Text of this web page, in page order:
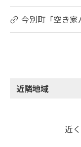
今別町「空き
近隣地域
近